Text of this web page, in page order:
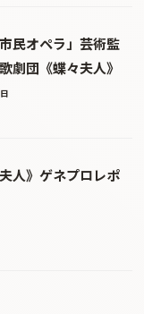
民オペラ」芸術監
団《蝶々夫人》
人》ゲネプロレポ